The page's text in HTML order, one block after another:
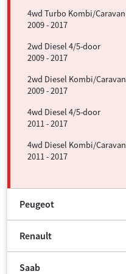
4wd Turbo Kombi/Caravan
2009 - 2017
2wd Diesel 4/5-door
2009 - 2017
2wd Diesel Kombi/Caravan
2009 - 2017
4wd Diesel 4/5-door
2011 - 2017
4wd Diesel Kombi/Caravan
2011 - 2017
Peugeot
Renault
Saab